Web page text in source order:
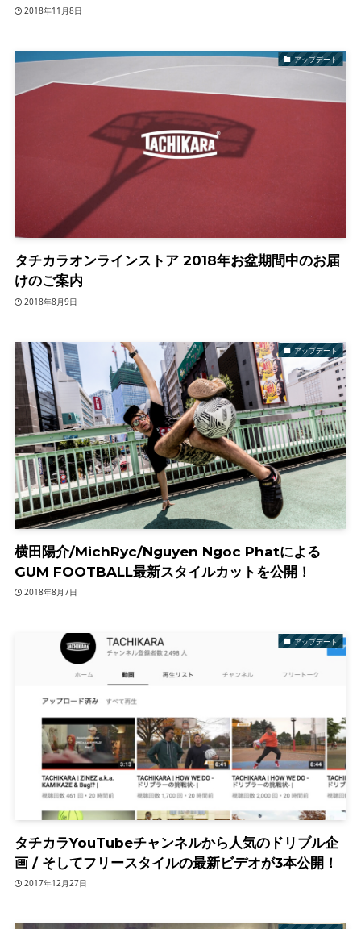
2018年11月8日
アップデート
タチカラオンラインストア 2018年お盆期間中のお届
けのご案内
2018年8月9日
アップデート
横田陽介/MichRyc/Nguyen Ngoc Phatによる
GUM FOOTBALL最新スタイルカットを公開！
2018年8月7日
アップデート
タチカラYouTubeチャンネルから人気のドリブル企
画 / そしてフリースタイルの最新ビデオが3本公開！
2017年12月27日